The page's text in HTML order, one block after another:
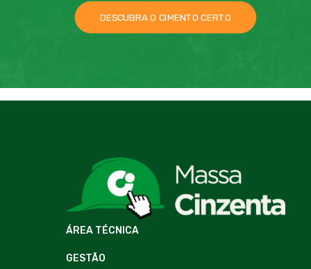
DESCUBRA O CIMENTO CERTO
ÁREA TÉCNICA
GESTÃO